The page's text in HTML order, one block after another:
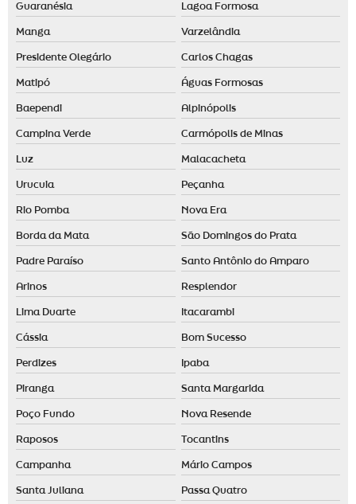
Guaranésia Lagoa Formosa
Manga Varzelândia
Presidente Olegário Carlos Chagas
Matipó Águas Formosas
Baependi Alpinópolis
Campina Verde Carmópolis de Minas
Luz Malacacheta
Urucuia Peçanha
Rio Pomba Nova Era
Borda da Mata São Domingos do Prata
Padre Paraíso Santo Antônio do Amparo
Arinos Resplendor
Lima Duarte Itacarambi
Cássia Bom Sucesso
Perdizes Ipaba
Piranga Santa Margarida
Poço Fundo Nova Resende
Raposos Tocantins
Campanha Mário Campos
Santa Juliana Passa Quatro